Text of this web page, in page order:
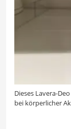
Dieses Lavera-
bei körperlicher